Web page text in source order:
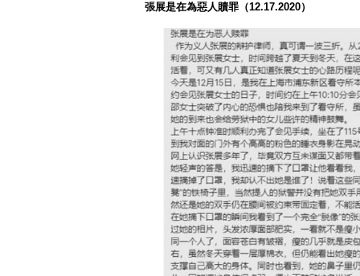
張展是在為惡人贖罪（12.17.2020）